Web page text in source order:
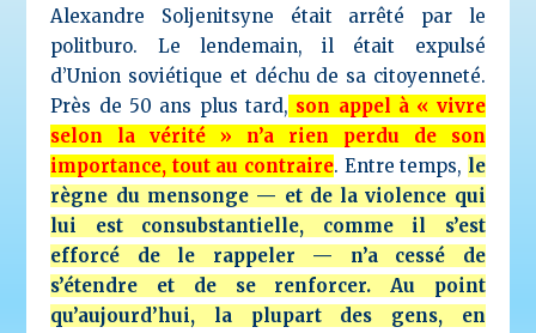
Alexandre Soljenitsyne était arrêté par le
politburo. Le lendemain, il était expulsé
d’Union soviétique et déchu de sa citoyenneté.
Près de 50 ans plus tard, son appel à « vivre
selon la vérité » n’a rien perdu de son
importance, tout au contraire. Entre temps, le
règne du mensonge — et de la violence qui
lui est consubstantielle, comme il s’est
efforcé de le rappeler — n’a cessé de
s’étendre et de se renforcer. Au point
qu’aujourd’hui, la plupart des gens, en